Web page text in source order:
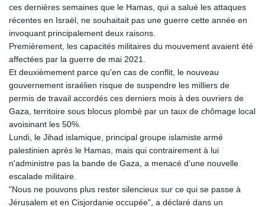
ces dernières semaines que le Hamas, qui a salué les attaques
récentes en Israël, ne souhaitait pas une guerre cette année en
invoquant principalement deux raisons.
Premièrement, les capacités militaires du mouvement avaient été
affectées par la guerre de mai 2021.
Et deuxièmement parce qu'en cas de conflit, le nouveau
gouvernement israélien risque de suspendre les milliers de
permis de travail accordés ces derniers mois à des ouvriers de
Gaza, territoire sous blocus plombé par un taux de chômage local
avoisinant les 50%.
Lundi, le Jihad islamique, principal groupe islamiste armé
palestinien après le Hamas, mais qui contrairement à lui
n'administre pas la bande de Gaza, a menacé d'une nouvelle
escalade militaire.
"Nous ne pouvons plus rester silencieux sur ce qui se passe à
Jérusalem et en Cisjordanie occupée", a déclaré dans un